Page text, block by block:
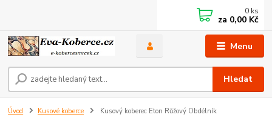
Menu
Hledat
0 ks
za 0,00 Kč
Úvod Kusové koberce Kusový koberec Eton Růžový Obdélník